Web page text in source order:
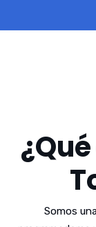
Somos